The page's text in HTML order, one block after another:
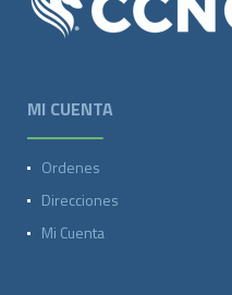
MI CUENTA
Ordenes
Direcciones
Mi Cuenta